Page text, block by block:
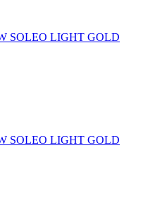
SOLEO LIGHT GOLD
SOLEO LIGHT GOLD